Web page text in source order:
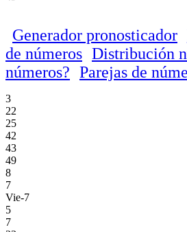
Generador pronosticador
de números Distribución
números? Parejas de
3
22
25
42
43
49
8
7
Vie-7
5
7